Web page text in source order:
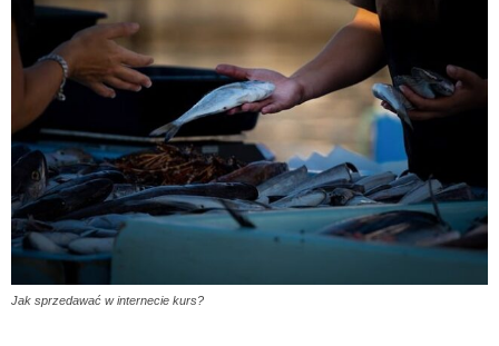
Jak sprzedawać w internecie kurs?